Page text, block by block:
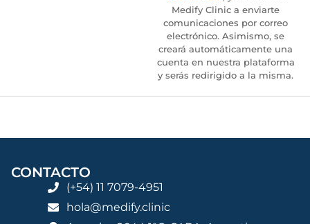
Medify Clinic a enviarte
comunicaciones por correo
electrónico. Asimismo, se
creará automáticamente una
cuenta en nuestra plataforma
y serás redirigido a la misma.
CONTACTO
(+54) 11 7079-4951
hola@medify.clinic